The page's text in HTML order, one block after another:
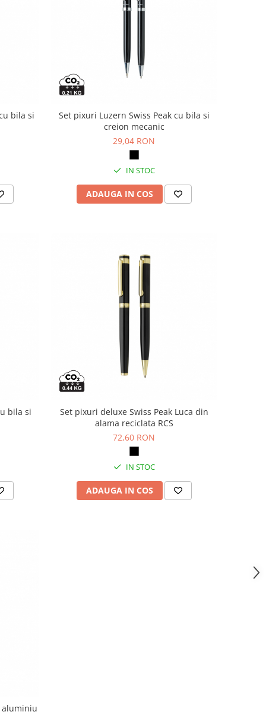
bila si
Set pixuri Luzern Swiss Peak cu bila si
creion mecanic
29,04 RON
IN STOC
ADAUGA IN COS
bila si
Set pixuri deluxe Swiss Peak Luca din
alama reciclata RCS
72,60 RON
IN STOC
ADAUGA IN COS
aluminiu